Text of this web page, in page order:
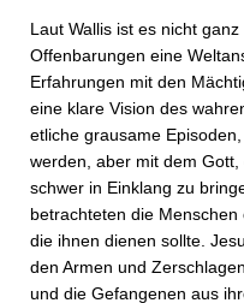
Laut Wallis ist es nicht
Offenbarungen eine
Erfahrungen mit den
eine klare Vision des
etliche grausame
werden, aber mit dem
schwer in Einklang zu
betrachteten die Menschen
die ihnen dienen sollte.
den Armen und
und die Gefangenen aus